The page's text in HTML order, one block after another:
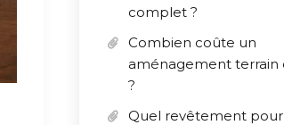
complet ?
Combien coûte un
aménagement terrain
?
Quel revêtement